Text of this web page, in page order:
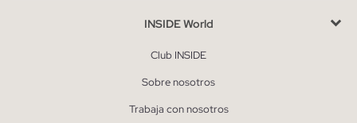
INSIDE World
Club INSIDE
Sobre nosotros
Trabaja con nosotros